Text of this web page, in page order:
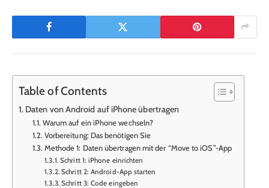
Table of Contents
Daten von Android auf iPhone übertragen
Warum auf ein iPhone wechseln?
Vorbereitung: Das benötigen Sie
Methode 1: Daten übertragen mit der “Move to iOS”-App
Schritt 1: iPhone einrichten
Schritt 2: Android-App starten
Schritt 3: Code eingeben